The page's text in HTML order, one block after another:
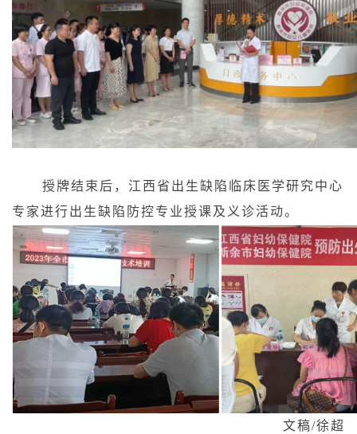
授牌结束后，江西省出生缺陷临床医学研究中心
专家进行出生缺陷防控专业授课及义诊活动。
文稿/徐超